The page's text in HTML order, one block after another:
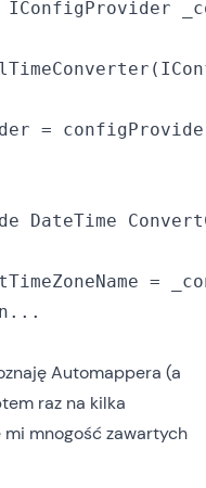
Automappera (a
raz na kilka
mnogość zawartych